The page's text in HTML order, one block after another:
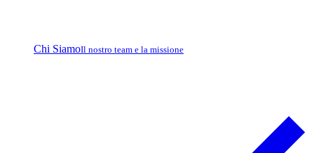
Chi SiamoIl nostro team e la missione